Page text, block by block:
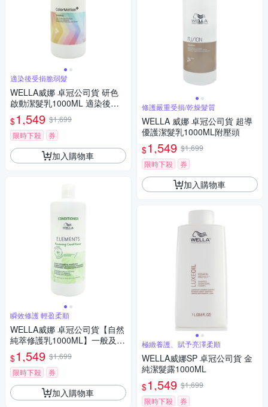
適染後受損脆弱髮
WELLA威娜 卓冠公司貨 研色
啟動潔髮乳1000ML 適染後受
損脆弱(附壓頭)
$1,549 $1,699
限時下殺
券
加入購物車
瞬效修護 輕盈柔順
WELLA威娜 卓冠公司貨【自然
純萃修護乳1000ML】一般及油
性頭皮適 (附壓頭)
$1,549 $1,699
限時下殺
券
加入購物車
修護嚴重受損/乾燥髮質
WELLA 威娜 卓冠公司貨 超導
優護潔髮乳1000ML附壓頭
$1,549 $1,699
限時下殺
券
加入購物車
極緻養護、賦予亮澤柔順
WELLA威娜SP 卓冠公司貨 金
純潔髮露1000ML
$1,549 $1,699
限時下殺
券